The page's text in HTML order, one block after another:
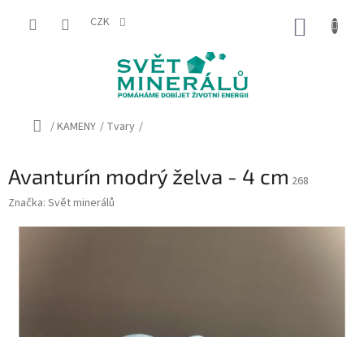
CZK
Domů
/KAMENY / Tvary /
Avanturín modrý želva - 4 cm 268
Značka: Svět minerálů